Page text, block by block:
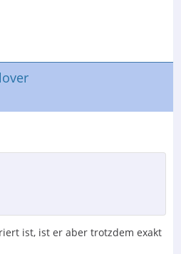
ist, ist er aber trotzdem exakt